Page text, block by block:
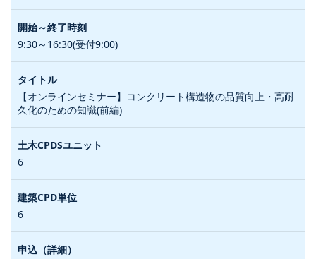
9:30～16:30(受付9:00)
【オンラインセミナー】コンクリート構造物の品質向上・高耐
久化のための知識(前編)
6
6